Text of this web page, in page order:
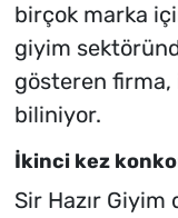
birçok marka
giyim
gösteren
biliniyor.
İkinci kez
Sir Hazır Giyim